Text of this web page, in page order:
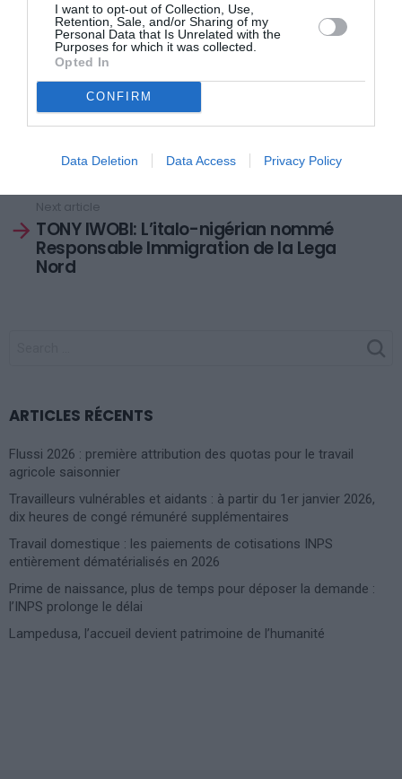
I want to opt-out of Collection, Use,
Retention, Sale, and/or Sharing of my
Personal Data that Is Unrelated with the
Purposes for which it was collected.
Opted In
CONFIRM
Data Deletion Data Access Privacy Policy
En juillet dernier déjà, la FIFA confiait que la sanction
de la Gambie pourrait être levée après les élections à
la fédération.
HALTEROPHILIE: L’agérien Walid Bidani
Next article
TONY IWOBI: L’italo-nigérian nommé
Responsable Immigration de la Lega
Nord
ARTICLES RÉCENTS
Flussi 2026 : première attribution des quotas pour le travail
agricole saisonnier
Travailleurs vulnérables et aidants : à partir du 1er janvier 2026,
dix heures de congé rémunéré supplémentaires
Travail domestique : les paiements de cotisations INPS
entièrement dématérialisés en 2026
Prime de naissance, plus de temps pour déposer la demande :
l’INPS prolonge le délai
Lampedusa, l’accueil devient patrimoine de l’humanité